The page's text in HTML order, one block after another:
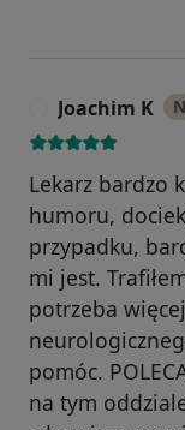
Joachim K
Lekarz bardzo
humoru,
przypadku,
mi jest.
potrzeba
pomóc.
na tym